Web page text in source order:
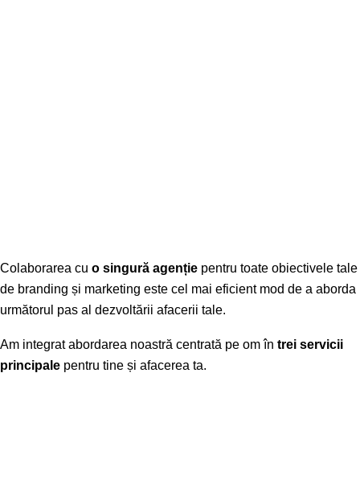
Colaborarea cu o singură agenție pentru toate obiectivele tale
de branding și marketing este cel mai eficient mod de a aborda
următorul pas al dezvoltării afacerii tale.
Am integrat abordarea noastră centrată pe om în trei servicii
principale pentru tine și afacerea ta.